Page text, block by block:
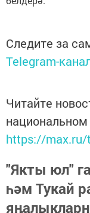
Следите за
Telegram-
Читайте
https://max.ru/
"Якты юл"
һәм Тукай